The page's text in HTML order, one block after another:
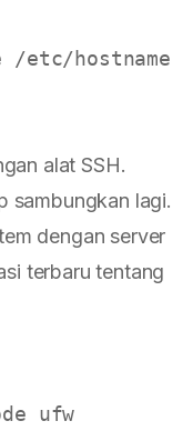
alat SSH.
sambungkan lagi.
dengan server
terbaru tentang